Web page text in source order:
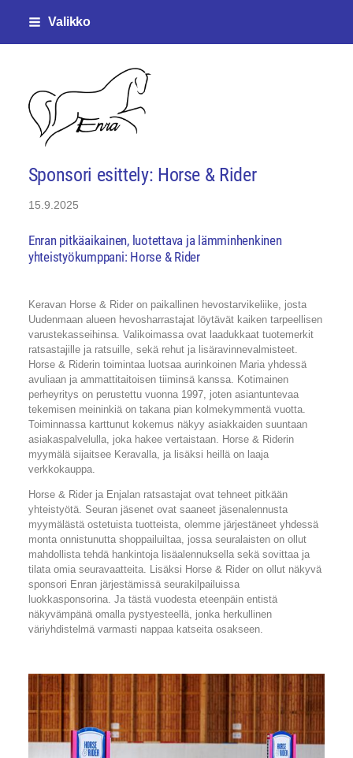
Siirry
sivun
sisältöön
Valikko
Enjalan ratsastajat ry
Sponsori esittely: Horse & Rider
15.9.2025
Enran pitkäaikainen, luotettava ja lämminhenkinen
yhteistyökumppani: Horse & Rider
Keravan Horse & Rider on paikallinen hevostarvikeliike, josta
Uudenmaan alueen hevosharrastajat löytävät kaiken tarpeellisen
varustekasseihinsa. Valikoimassa ovat laadukkaat tuotemerkit
ratsastajille ja ratsuille, sekä rehut ja lisäravinnevalmisteet.
Horse & Riderin toimintaa luotsaa aurinkoinen Maria yhdessä
avuliaan ja ammattitaitoisen tiiminsä kanssa. Kotimainen
perheyritys on perustettu vuonna 1997, joten asiantuntevaa
tekemisen meininkiä on takana pian kolmekymmentä vuotta.
Toiminnassa karttunut kokemus näkyy asiakkaiden suuntaan
asiakaspalvelulla, joka hakee vertaistaan. Horse & Riderin
myymälä sijaitsee Keravalla, ja lisäksi heillä on laaja
verkkokauppa.
Horse & Rider ja Enjalan ratsastajat ovat tehneet pitkään
yhteistyötä. Seuran jäsenet ovat saaneet jäsenalennusta
myymälästä ostetuista tuotteista, olemme järjestäneet yhdessä
monta onnistunutta shoppailuiltaa, jossa seuralaisten on ollut
mahdollista tehdä hankintoja lisäalennuksella sekä sovittaa ja
tilata omia seuravaatteita. Lisäksi Horse & Rider on ollut näkyvä
sponsori Enran järjestämissä seurakilpailuissa
luokkasponsorina. Ja tästä vuodesta eteenpäin entistä
näkyvämpänä omalla pystyesteellä, jonka herkullinen
väriyhdistelmä varmasti nappaa katseita osakseen.